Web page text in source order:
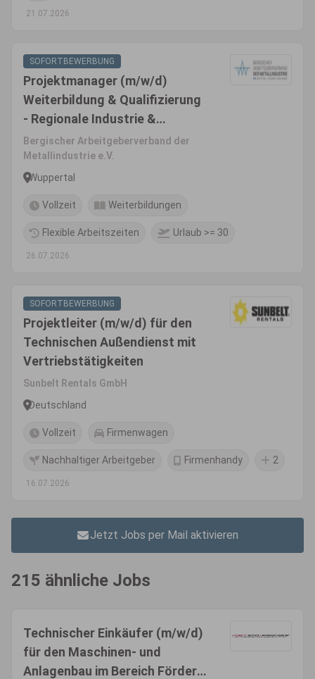
21.07.2026
SOFORTBEWERBUNG
Projektmanager (m/w/d)
Weiterbildung & Qualifizierung
- Regionale Industrie &
Automotive
Bergischer Arbeitgeberverband der
Metallindustrie e.V.
Wuppertal
Vollzeit Weiterbildungen
Flexible Arbeitszeiten Urlaub >= 30
26.07.2026
SOFORTBEWERBUNG
Projektleiter (m/w/d) für den
Technischen Außendienst mit
Vertriebstätigkeiten
Sunbelt Rentals GmbH
Deutschland
Vollzeit Firmenwagen
Nachhaltiger Arbeitgeber Firmenhandy 2
16.07.2026
Jetzt Jobs per Mail aktivieren
215 ähnliche Jobs
Technischer Einkäufer (m/w/d)
für den Maschinen- und
Anlagenbau im Bereich Förder-